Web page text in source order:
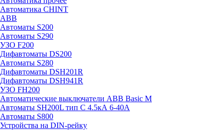
Автоматика CHINT
ABB
Автоматы S200
Автоматы S290
УЗО F200
Дифавтоматы DS200
Автоматы S280
Дифавтоматы DSH201R
Дифавтоматы DSH941R
УЗО FH200
Автоматические выключатели ABB Basic M
Автоматы SH200L тип С 4.5кА 6-40А
Автоматы S800
Устройства на DIN-рейку